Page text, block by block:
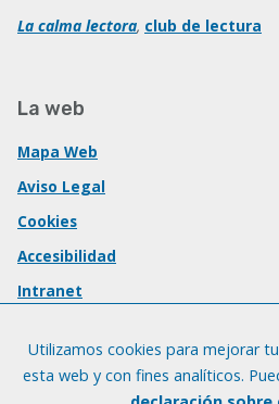
La calma lectora, club de lectura
La web
Mapa Web
Aviso Legal
Cookies
Accesibilidad
Intranet
Utilizamos cookies para mejorar
esta web y con fines analíticos.